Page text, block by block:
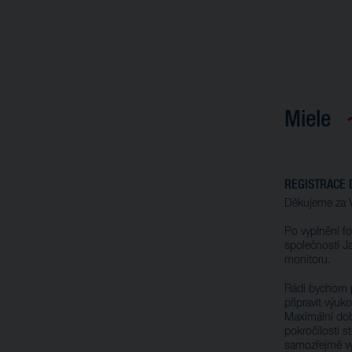
Miele
REGISTRACE
Děkujeme za
Po vyplnění
společnosti
monitoru.
Rádi bychom
připravit
Maximální
pokročilosti
samozřejmě